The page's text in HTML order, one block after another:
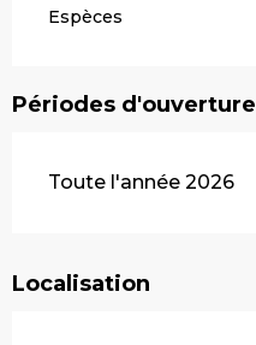
Espèces
Périodes d'ouverture
Toute l'année 2026
Localisation